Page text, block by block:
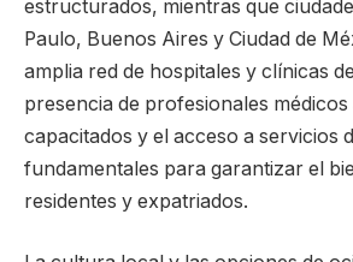
estructurados, mientras que
Paulo, Buenos Aires y Ciudad de
amplia red de hospitales y clínicas
presencia de profesionales médicos
capacitados y el acceso a servicios
fundamentales para garantizar el
residentes y expatriados.